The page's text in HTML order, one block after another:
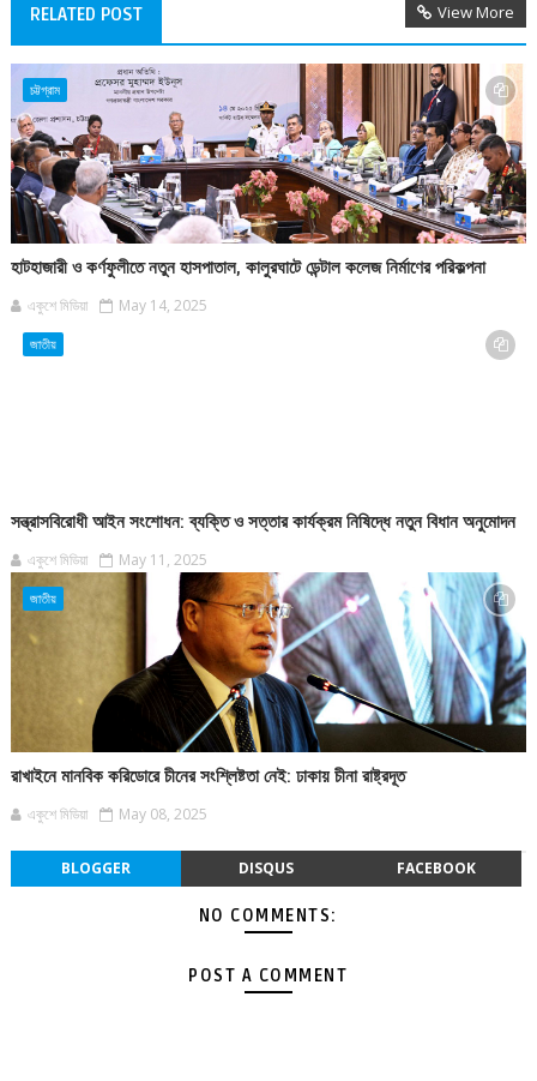
RELATED POST View More
চট্টগ্রাম
হাটহাজারী ও কর্ণফুলীতে নতুন হাসপাতাল, কালুরঘাটে ডেন্টাল কলেজ নির্মাণের পরিকল্পনা
একুশে মিডিয়া May 14, 2025
জাতীয়
সন্ত্রাসবিরোধী আইন সংশোধন: ব্যক্তি ও সত্তার কার্যক্রম নিষিদ্ধে নতুন বিধান অনুমোদন
একুশে মিডিয়া May 11, 2025
জাতীয়
রাখাইনে মানবিক করিডোরে চীনের সংশ্লিষ্টতা নেই: ঢাকায় চীনা রাষ্ট্রদূত
একুশে মিডিয়া May 08, 2025
BLOGGER DISQUS FACEBOOK
NO COMMENTS:
POST A COMMENT